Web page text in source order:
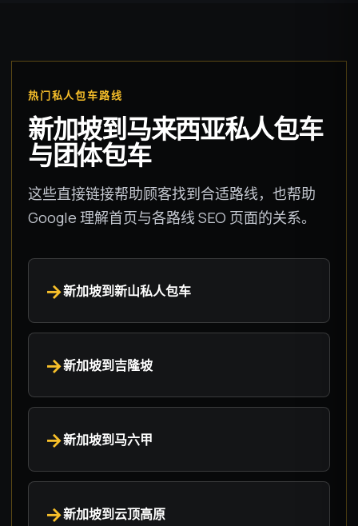
热门私人包车路线
新加坡到马来西亚私人包车
与团体包车
这些直接链接帮助顾客找到合适路线，也帮助
Google 理解首页与各路线 SEO 页面的关系。
新加坡到新山私人包车
新加坡到吉隆坡
新加坡到马六甲
新加坡到云顶高原